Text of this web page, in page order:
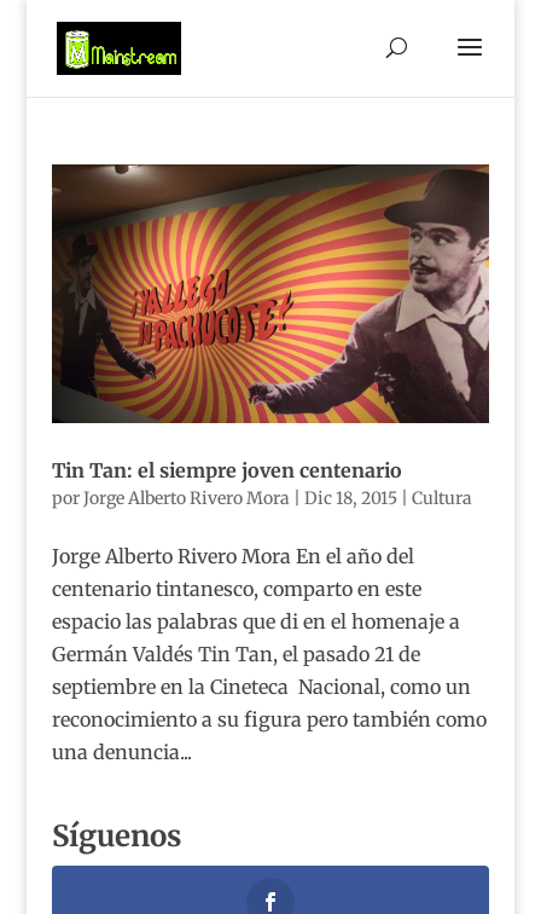
Tin Tan: el siempre joven centenario
porJorge Alberto Rivero Mora Dic 18, 2015| Cultura
Jorge Alberto Rivero Mora En el año del
centenario tintanesco, comparto en este
espacio las palabras que di en el homenaje a
Germán Valdés Tin Tan, el pasado 21 de
septiembre en la Cineteca Nacional, como un
reconocimiento a su figura pero también como
una denuncia...
Síguenos